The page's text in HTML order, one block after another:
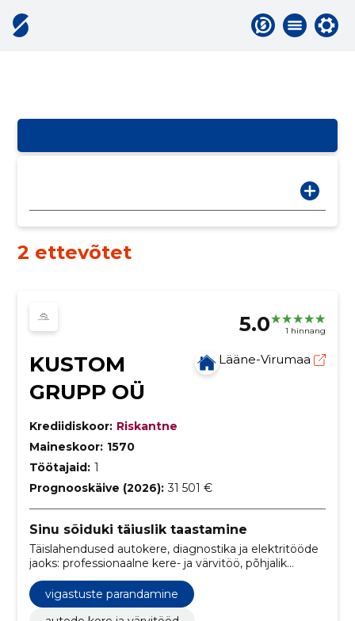
2 ettevõtet
5.0 1 hinnang
KUSTOM
GRUPP OÜ
Lääne-Virumaa
Krediidiskoor: Riskantne
Maineskoor: 1570
Töötajaid: 1
Prognooskäive (2026): 31 501 €
Sinu sõiduki täiuslik taastamine
Täislahendused autokere, diagnostika ja elektritööde
jaoks: professionaalne kere- ja värvitöö, põhjalik
diagnostika sõidu-, veo- ja ehitusmasinatele ning kiire
ja usaldusväärne elektritöö. Tagame ohutuse,
vastupidavuse ja laitmatu välimuse.
vigastuste parandamine